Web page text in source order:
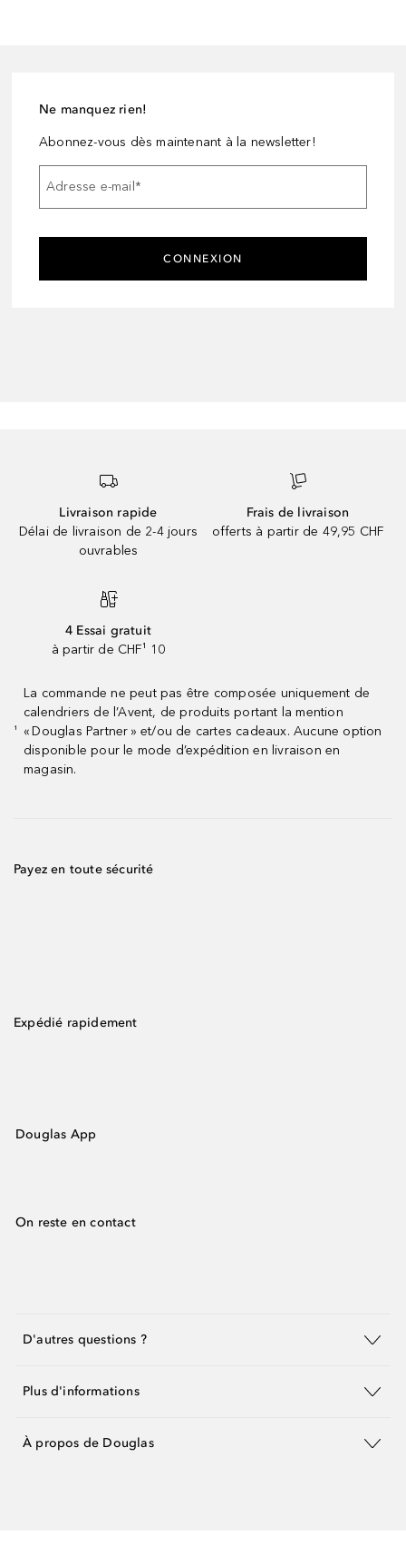
Ne manquez rien!
Abonnez-vous dès maintenant à la newsletter!
Adresse e-mail*
CONNEXION
Livraison rapide
Délai de livraison de 2-4 jours
ouvrables
Frais de livraison
offerts à partir de 49,95 CHF
4 Essai gratuit
à partir de CHF¹ 10
¹
La commande ne peut pas être composée uniquement de
calendriers de l’Avent, de produits portant la mention
« Douglas Partner » et/ou de cartes cadeaux. Aucune option
disponible pour le mode d’expédition en livraison en
magasin.
Payez en toute sécurité
Expédié rapidement
Douglas App
On reste en contact
D'autres questions ?
Plus d'informations
À propos de Douglas